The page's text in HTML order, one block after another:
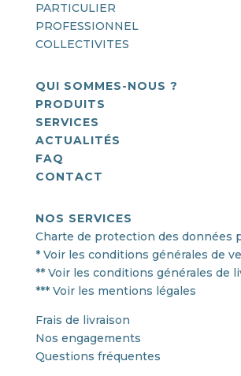
PARTICULIER
PROFESSIONNEL
COLLECTIVITES
QUI SOMMES-NOUS ?
PRODUITS
SERVICES
ACTUALITÉS
FAQ
CONTACT
NOS SERVICES
Charte de protection des données
* Voir les conditions générales de
** Voir les conditions générales de
*** Voir les mentions légales
Frais de livraison
Nos engagements
Questions fréquentes